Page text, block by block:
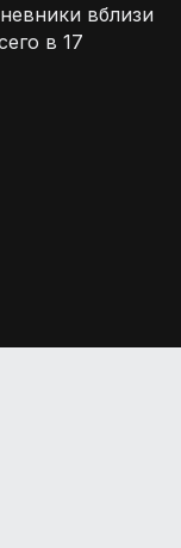
вблизи
в 17